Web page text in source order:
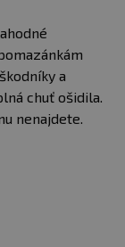
a
chuť ošidila.
nenajdete.